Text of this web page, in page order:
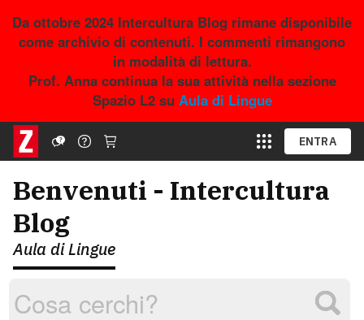
Da ottobre 2024 Intercultura Blog rimane disponibile
come archivio di contenuti. I commenti rimangono
in modalità di lettura.
Prof. Anna continua la sua attività nella sezione
Spazio L2 su Aula di Lingue
ENTRA
Benvenuti - Intercultura
Blog
Aula di Lingue